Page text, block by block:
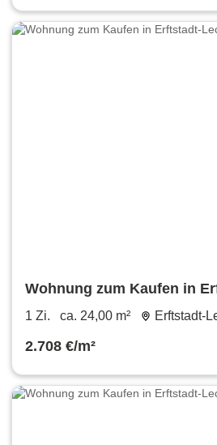
Wohnung zum Kaufen in
65.000 € 24 m²
1 Zi. ca. 24,00 m² Erftstadt-
2.708 €/m²